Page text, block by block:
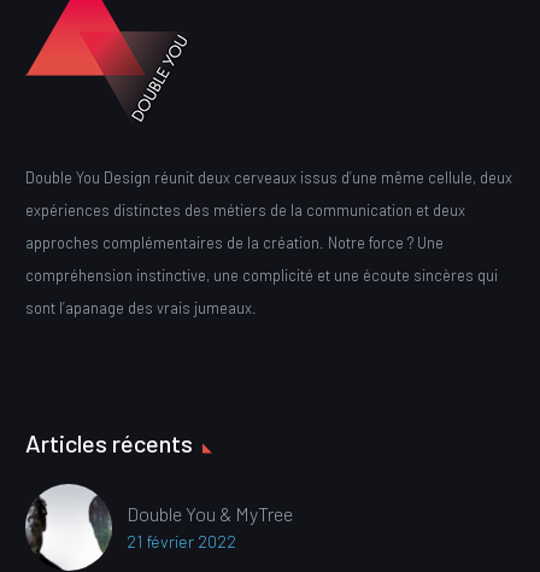
Double You Design réunit deux cerveaux issus d’une même cellule, deux
expériences distinctes des métiers de la communication et deux
approches complémentaires de la création. Notre force ? Une
compréhension instinctive, une complicité et une écoute sincères qui
sont l’apanage des vrais jumeaux.
Articles récents
Double You & MyTree
21 février 2022